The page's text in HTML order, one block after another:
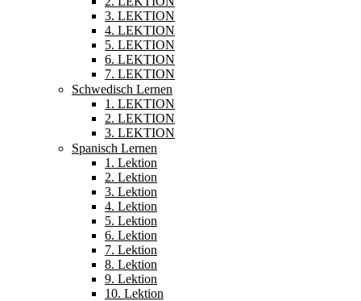
3. LEKTION
4. LEKTION
5. LEKTION
6. LEKTION
7. LEKTION
Schwedisch Lernen
1. LEKTION
2. LEKTION
3. LEKTION
Spanisch Lernen
1. Lektion
2. Lektion
3. Lektion
4. Lektion
5. Lektion
6. Lektion
7. Lektion
8. Lektion
9. Lektion
10. Lektion